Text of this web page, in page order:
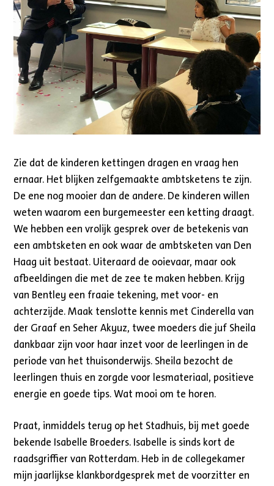
Zie dat de kinderen kettingen dragen en vraag hen
ernaar. Het blijken zelfgemaakte ambtsketens te zijn.
De ene nog mooier dan de andere. De kinderen willen
weten waarom een burgemeester een ketting draagt.
We hebben een vrolijk gesprek over de betekenis van
een ambtsketen en ook waar de ambtsketen van Den
Haag uit bestaat. Uiteraard de ooievaar, maar ook
afbeeldingen die met de zee te maken hebben. Krijg
van Bentley een fraaie tekening, met voor- en
achterzijde. Maak tenslotte kennis met Cinderella van
der Graaf en Seher Akyuz, twee moeders die juf Sheila
dankbaar zijn voor haar inzet voor de leerlingen in de
periode van het thuisonderwijs. Sheila bezocht de
leerlingen thuis en zorgde voor lesmateriaal, positieve
energie en goede tips. Wat mooi om te horen.
Praat, inmiddels terug op het Stadhuis, bij met goede
bekende Isabelle Broeders. Isabelle is sinds kort de
raadsgriffier van Rotterdam. Heb in de collegekamer
mijn jaarlijkse klankbordgesprek met de voorzitter en